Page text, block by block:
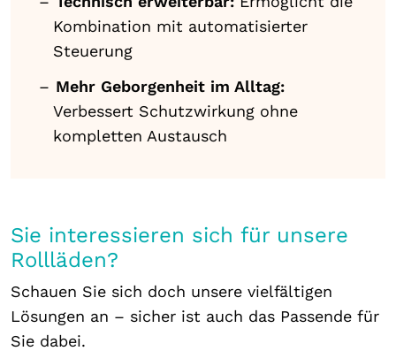
Kombination mit automatisierter
Steuerung
Mehr Geborgenheit im Alltag:
Verbessert Schutzwirkung ohne
kompletten Austausch
Sie interessieren sich für unsere
Rollläden?
Schauen Sie sich doch unsere vielfältigen
Lösungen an – sicher ist auch das Passende für
Sie dabei.